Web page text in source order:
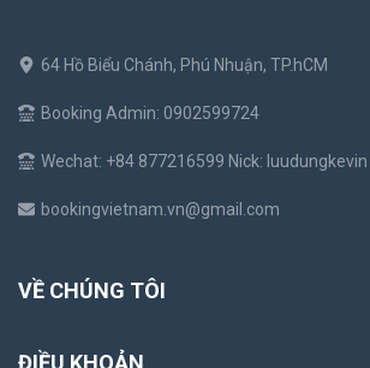
64 Hồ Biểu Chánh, Phú Nhuận, TP.hCM
Booking Admin: 0902599724
Wechat: +84 877216599 Nick: luudungkevin
bookingvietnam.vn@gmail.com
VỀ CHÚNG TÔI
ĐIỀU KHOẢN